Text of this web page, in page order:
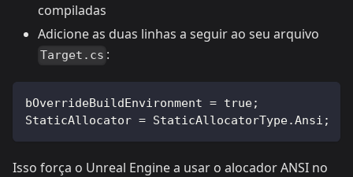
compiladas
Adicione as duas linhas a seguir ao seu arquivo
Target.cs :
bOverrideBuildEnvironment = true;
StaticAllocator = StaticAllocatorType.Ansi;
Isso força o Unreal Engine a usar o alocador ANSI no